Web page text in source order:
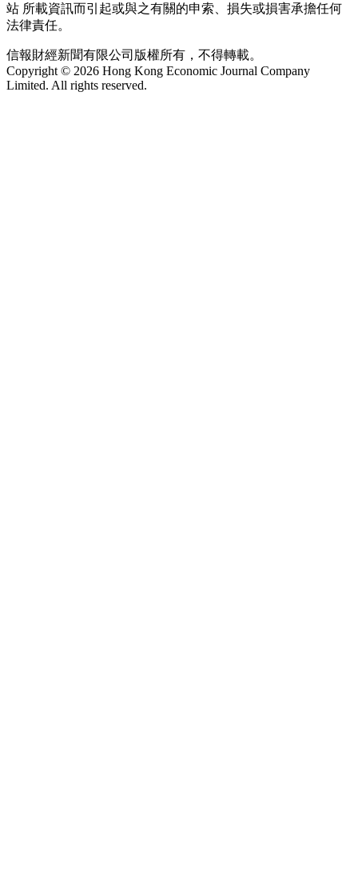
站 所載資訊而引起或與之有關的申索、損失或損害承擔任何
法律責任。
信報財經新聞有限公司版權所有，不得轉載。
Copyright © 2026 Hong Kong Economic Journal Company
Limited. All rights reserved.